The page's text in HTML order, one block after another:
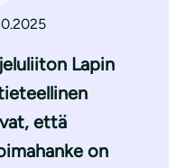
Lapin
että
on